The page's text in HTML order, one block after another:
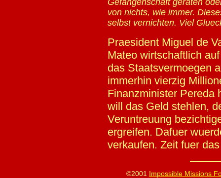
Gefangenschaft geraten
von nichts, wie immer.
selbst vernichten. Viel
Praesident Miguel de
Mateo wirtschaftlich
das Staatsvermoegen
immerhin vierzig
Finanzminister Pereda
will das Geld stehlen,
Veruntreuung
ergreifen. Dafuer
verkaufen. Zeit fuer
©2001 Impossible Missions